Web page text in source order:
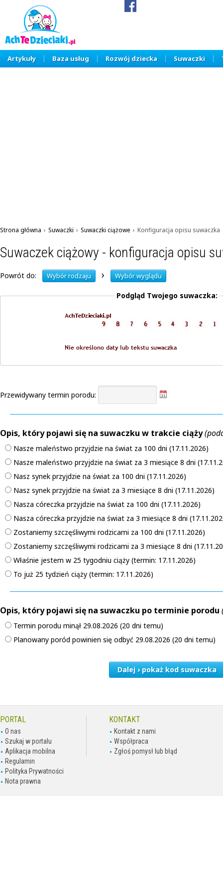
Artykuły Baza usług Rozwój dziecka Suwaczki
Strona główna › Suwaczki › Suwaczki ciążowe › Konfiguracja opisu suwaczka
Suwaczek ciążowy - konfiguracja opisu
Powrót do: Wybór rodzaju › Wybór wyglądu
Podgląd Twojego suwaczka:
Przewidywany termin porodu:
Opis, który pojawi się na suwaczku w trakcie ciąży
Nasze maleństwo przyjdzie na świat za 100 dni (17.11.2026)
Nasze maleństwo przyjdzie na świat za 3 miesiące 8 dni
Nasz synek przyjdzie na świat za 100 dni (17.11.2026)
Nasz synek przyjdzie na świat za 3 miesiące 8 dni (17.11.2026)
Nasza córeczka przyjdzie na świat za 100 dni (17.11.2026)
Nasza córeczka przyjdzie na świat za 3 miesiące 8 dni
Zostaniemy szczęśliwymi rodzicami za 100 dni (17.11.2026)
Zostaniemy szczęśliwymi rodzicami za 3 miesiące 8 dni
Właśnie jestem w 25 tygodniu ciąży (termin: 17.11.2026)
To już 25 tydzień ciąży (termin: 17.11.2026)
Opis, który pojawi się na suwaczku po terminie porodu
Termin porodu minął 29.08.2026 (20 dni temu)
Planowany poród powinien się odbyć 29.08.2026 (20 dni temu)
Dalej › pokaż kod suwaczka
PORTAL
O nas
Szukaj w portalu
Aplikacja mobilna
Regulamin
Polityka Prywatności
Nota prawna
KONTAKT
Kontakt z nami
Współpraca
Zgłoś pomysł lub błąd